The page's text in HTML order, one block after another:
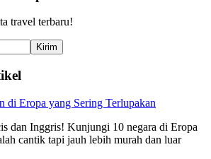
travel terbaru!
Kirim
di Eropa yang Sering Terlupakan
dan Inggris! Kunjungi 10 negara di Eropa
cantik tapi jauh lebih murah dan luar